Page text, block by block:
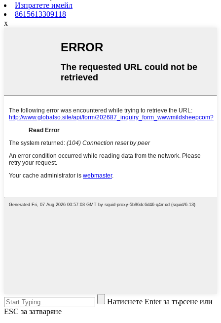
Изпратете имейл
8615613309118
x
Натиснете Enter за търсене или
ESC за затваряне